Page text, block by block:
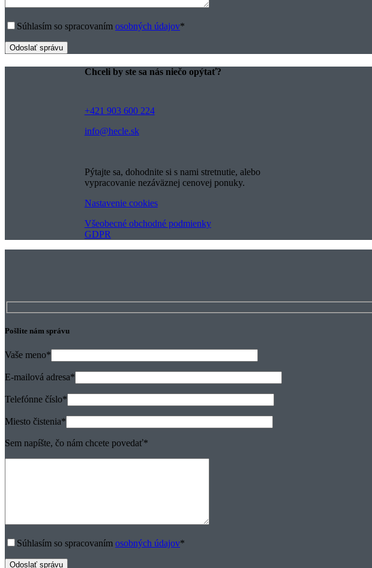
Súhlasím so spracovaním osobných údajov*
Chceli by ste sa nás niečo opýtať?
+421 903 600 224
info@hecle.sk
Pýtajte sa, dohodnite si s nami stretnutie, alebo
vypracovanie nezáväznej cenovej ponuky.
Nastavenie cookies
Všeobecné obchodné podmienky
GDPR
Pošlite nám správu
Vaše meno*
E-mailová adresa*
Telefónne číslo*
Miesto čistenia*
Sem napíšte, čo nám chcete povedať*
Súhlasím so spracovaním osobných údajov*